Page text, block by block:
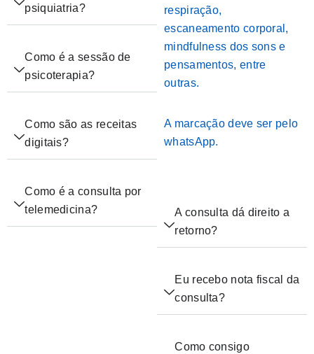
psiquiatria?
Como é a sessão de
psicoterapia?
Como são as receitas
digitais?
Como é a consulta por
telemedicina?
respiração,
escaneamento corporal,
mindfulness dos sons e
pensamentos, entre
outras.
A marcação deve ser pelo
whatsApp.
A consulta dá direito a
retorno?
Eu recebo nota fiscal da
consulta?
Como consigo